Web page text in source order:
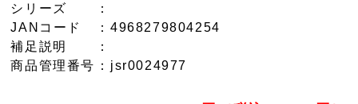
シリーズ
：
JANコード
：4968279804254
補足説明
：
商品管理番号 ：jsr0024977